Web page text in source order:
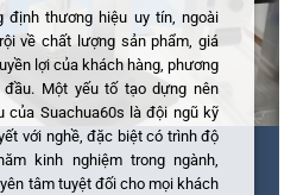
định thương hiệu uy tín, ngoài
về chất lượng sản phẩm, giá
lợi của khách hàng, phương
Một yếu tố tạo dựng nên
của Suachua60s là đội ngũ kỹ
với nghề, đặc biệt có trình độ
kinh nghiệm trong ngành,
tâm tuyệt đối cho mọi khách